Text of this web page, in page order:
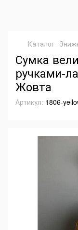
Каталог
Сумка
ручками-
Жовта
Артикул: 1806-